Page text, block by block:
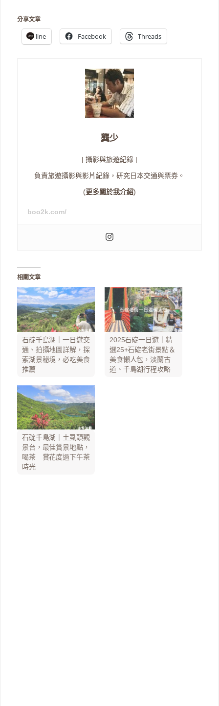
分享文章
line Facebook Threads
龔少
| 攝影與旅遊紀錄 |
負責旅遊攝影與影片紀錄，研究日本交通與票券。
(更多關於我介紹)
boo2k.com/
相關文章
石碇千島湖｜一日遊交
通、拍攝地圖詳解，探
索湖景秘境，必吃美食
推薦
2025石碇一日遊｜精
選25+石碇老街景點＆
美食懶人包，淡蘭古
道、千島湖行程攻略
石碇千島湖｜土虱頭觀
景台，最佳賞景地點，
喝茶 賞花度過下午茶
時光